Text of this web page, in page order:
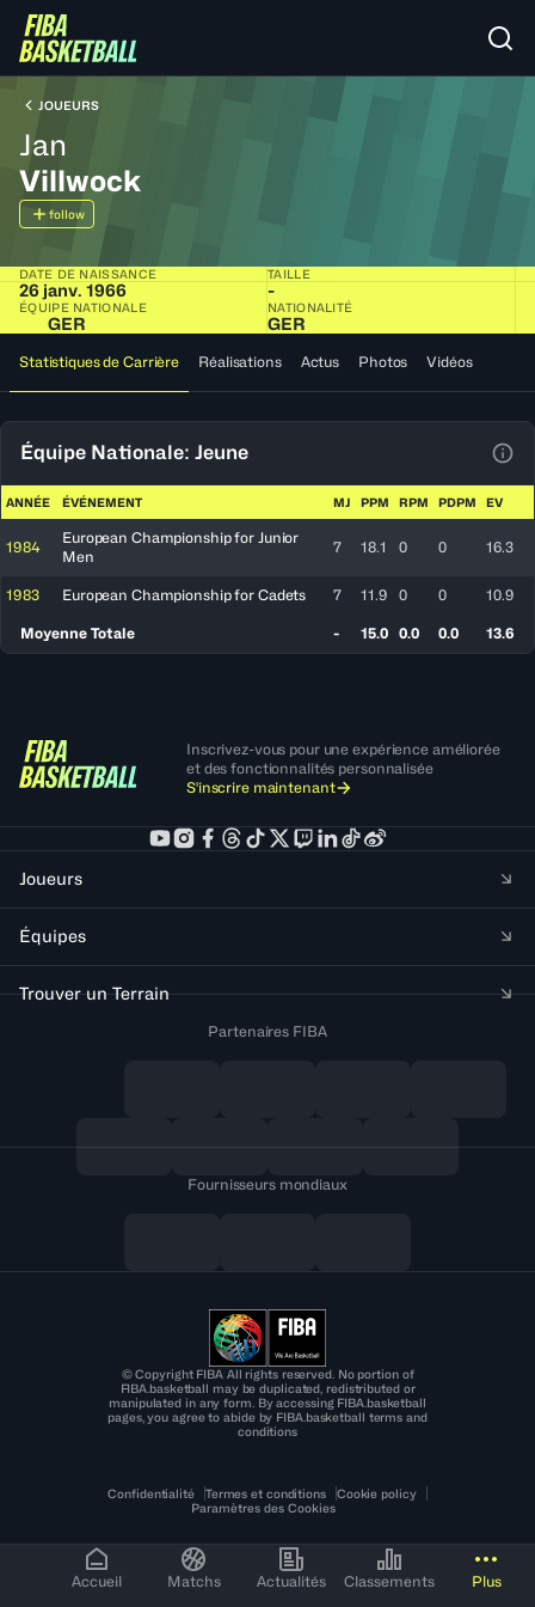
Accueil Matchs Actualités Classements Plus
JOUEURS
Jan
Villwock
follow
DATE DE NAISSANCE
26 janv. 1966
TAILLE
-
ÉQUIPE NATIONALE
GER
NATIONALITÉ
GER
Statistiques de Carrière Réalisations Actus Photos Vidéos
Équipe Nationale: Jeune
ANNÉE ÉVÉNEMENT MJ PPM RPM PDPM EV
1984
European Championship for Junior
Men
7 18.1 0 0 16.3
1983 European Championship for Cadets 7 11.9 0 0 10.9
Moyenne Totale - 15.0 0.0 0.0 13.6
Inscrivez-vous pour une expérience améliorée
et des fonctionnalités personnalisée
S'inscrire maintenant
Joueurs
Équipes
Trouver un Terrain
Partenaires FIBA
Fournisseurs mondiaux
© Copyright FIBA All rights reserved. No portion of
FIBA.basketball may be duplicated, redistributed or
manipulated in any form. By accessing FIBA.basketball
pages, you agree to abide by FIBA.basketball terms and
conditions
Confidentialité Termes et conditions
Cookie policy
Paramètres des Cookies